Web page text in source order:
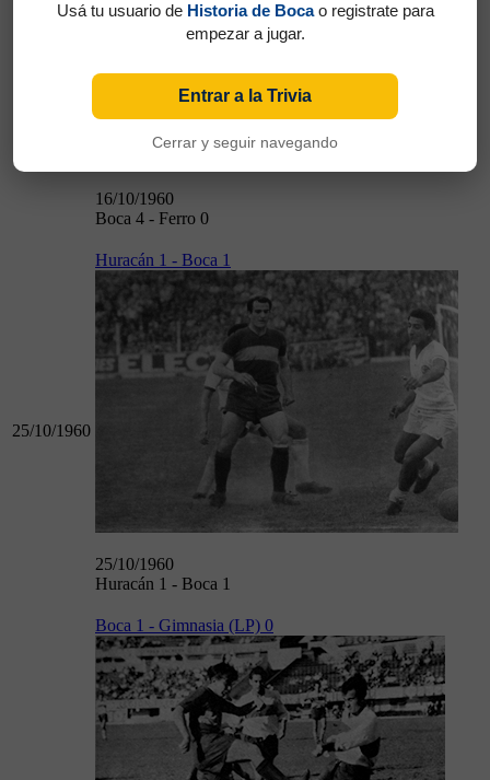
16/10/1960
Boca 4 - Ferro 0
25/10/1960
Huracán 1 - Boca 1
25/10/1960
Huracán 1 - Boca 1
Boca 1 - Gimnasia (LP) 0
Usá tu usuario de Historia de Bocao registrate para
empezar a jugar.
Entrar a la Trivia
Cerrar y seguir navegando